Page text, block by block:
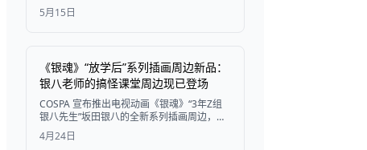
国100家精选GEO门店进行预售。
5月15日
《银魂》“放学后”系列插画周边新品：
银八老师的搞怪课堂周边现已登场
COSPA 宣布推出电视动画《银魂》“3年Z组
银八先生”坂田银八的全新系列插画周边，产
品包括亚克力立牌、毛巾、马克杯等，计划
于 2026 年 7 月下旬发售。
4月24日